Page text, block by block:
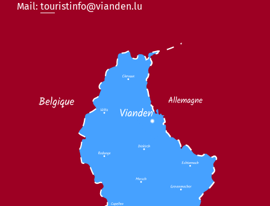
Mail: touristinfo@vianden.lu